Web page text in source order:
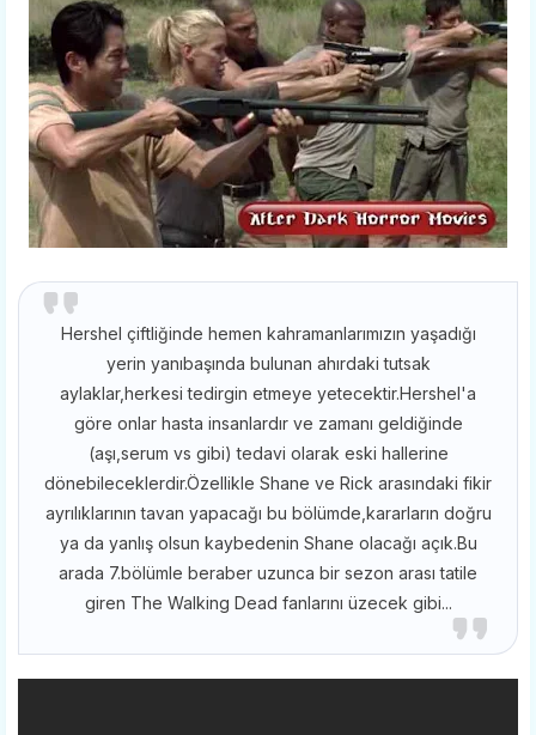
Hershel çiftliğinde hemen kahramanlarımızın yaşadığı
yerin yanıbaşında bulunan ahırdaki tutsak
aylaklar,herkesi tedirgin etmeye yetecektir.Hershel'a
göre onlar hasta insanlardır ve zamanı geldiğinde
(aşı,serum vs gibi) tedavi olarak eski hallerine
dönebileceklerdir.Özellikle Shane ve Rick arasındaki fikir
ayrılıklarının tavan yapacağı bu bölümde,kararların doğru
ya da yanlış olsun kaybedenin Shane olacağı açık.Bu
arada 7.bölümle beraber uzunca bir sezon arası tatile
giren The Walking Dead fanlarını üzecek gibi...